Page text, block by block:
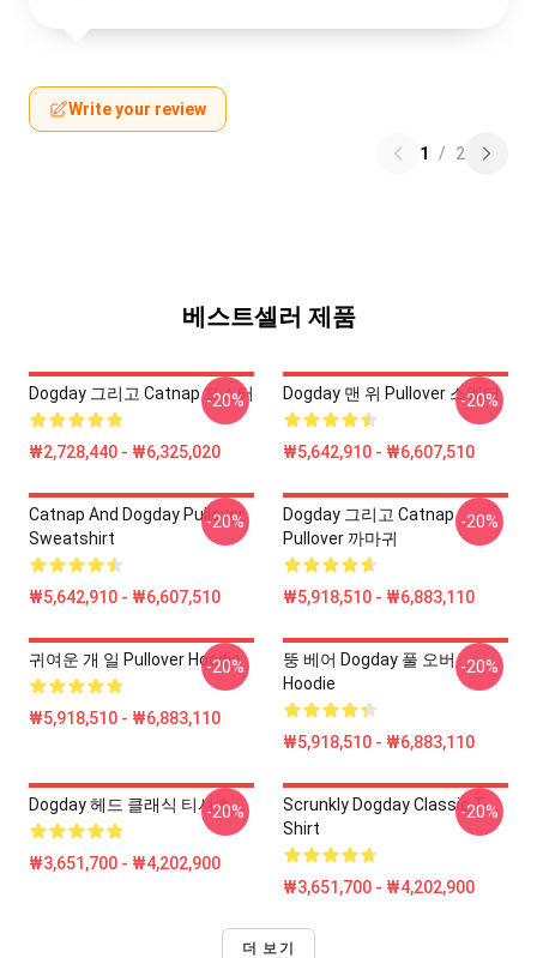
Write your review
1 / 2
베스트셀러 제품
Dogday 그리고 Catnap 포스터
₩2,728,440 - ₩6,325,020
-20% Dogday 맨 위 Pullover 스웨터
₩5,642,910 - ₩6,607,510
-20%
Catnap And Dogday Pullover
Sweatshirt
₩5,642,910 - ₩6,607,510
-20%
Dogday 그리고 Catnap
Pullover 까마귀
₩5,918,510 - ₩6,883,110
-20%
귀여운 개 일 Pullover Hoodie
₩5,918,510 - ₩6,883,110
-20%
뚱 베어 Dogday 풀 오버
Hoodie
₩5,918,510 - ₩6,883,110
-20%
Dogday 헤드 클래식 티셔츠
₩3,651,700 - ₩4,202,900
-20%
Scrunkly Dogday Classic T-
Shirt
₩3,651,700 - ₩4,202,900
-20%
더 보기